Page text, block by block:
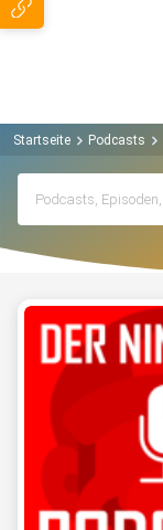
Startseite Podcasts